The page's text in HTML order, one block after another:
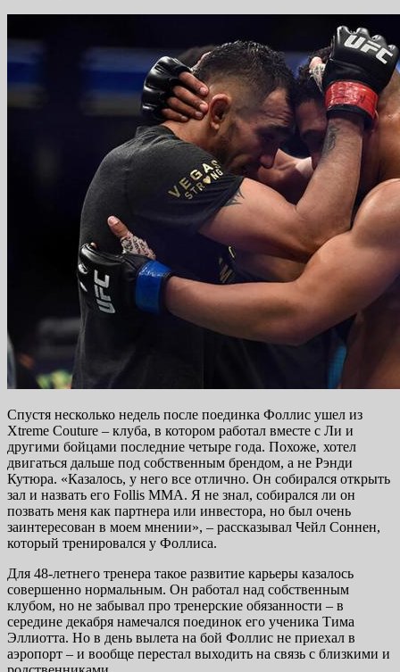
Спустя несколько недель после поединка Фоллис ушел из
Xtreme Couture – клуба, в котором работал вместе с Ли и
другими бойцами последние четыре года. Похоже, хотел
двигаться дальше под собственным брендом, а не Рэнди
Кутюра. «Казалось, у него все отлично. Он собирался открыть
зал и назвать его Follis MMA. Я не знал, собирался ли он
позвать меня как партнера или инвестора, но был очень
заинтересован в моем мнении», – рассказывал Чейл Соннен,
который тренировался у Фоллиса.
Для 48-летнего тренера такое развитие карьеры казалось
совершенно нормальным. Он работал над собственным
клубом, но не забывал про тренерские обязанности – в
середине декабря намечался поединок его ученика Тима
Эллиотта. Но в день вылета на бой Фоллис не приехал в
аэропорт – и вообще перестал выходить на связь с близкими и